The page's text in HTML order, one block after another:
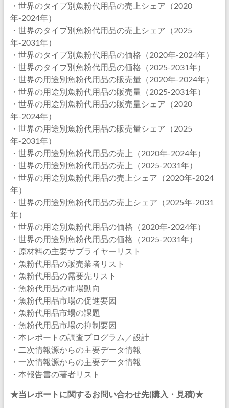
・世界のタイプ別魚粉代用品の売上シェア（2020
年-2024年）
・世界のタイプ別魚粉代用品の売上シェア（2025
年-2031年）
・世界のタイプ別魚粉代用品の価格（2020年-2024年）
・世界のタイプ別魚粉代用品の価格（2025-2031年）
・世界の用途別魚粉代用品の販売量（2020年-2024年）
・世界の用途別魚粉代用品の販売量（2025-2031年）
・世界の用途別魚粉代用品の販売量シェア（2020
年-2024年）
・世界の用途別魚粉代用品の販売量シェア（2025
年-2031年）
・世界の用途別魚粉代用品の売上（2020年-2024年）
・世界の用途別魚粉代用品の売上（2025-2031年）
・世界の用途別魚粉代用品の売上シェア（2020年-2024
年）
・世界の用途別魚粉代用品の売上シェア（2025年-2031
年）
・世界の用途別魚粉代用品の価格（2020年-2024年）
・世界の用途別魚粉代用品の価格（2025-2031年）
・原材料の主要サプライヤーリスト
・魚粉代用品の販売業者リスト
・魚粉代用品の需要先リスト
・魚粉代用品の市場動向
・魚粉代用品市場の促進要因
・魚粉代用品市場の課題
・魚粉代用品市場の抑制要因
・本レポートの調査プログラム／設計
・二次情報源からの主要データ情報
・一次情報源からの主要データ情報
・本報告書の著者リスト
★当レポートに関するお問い合わせ先(購入・見積)★